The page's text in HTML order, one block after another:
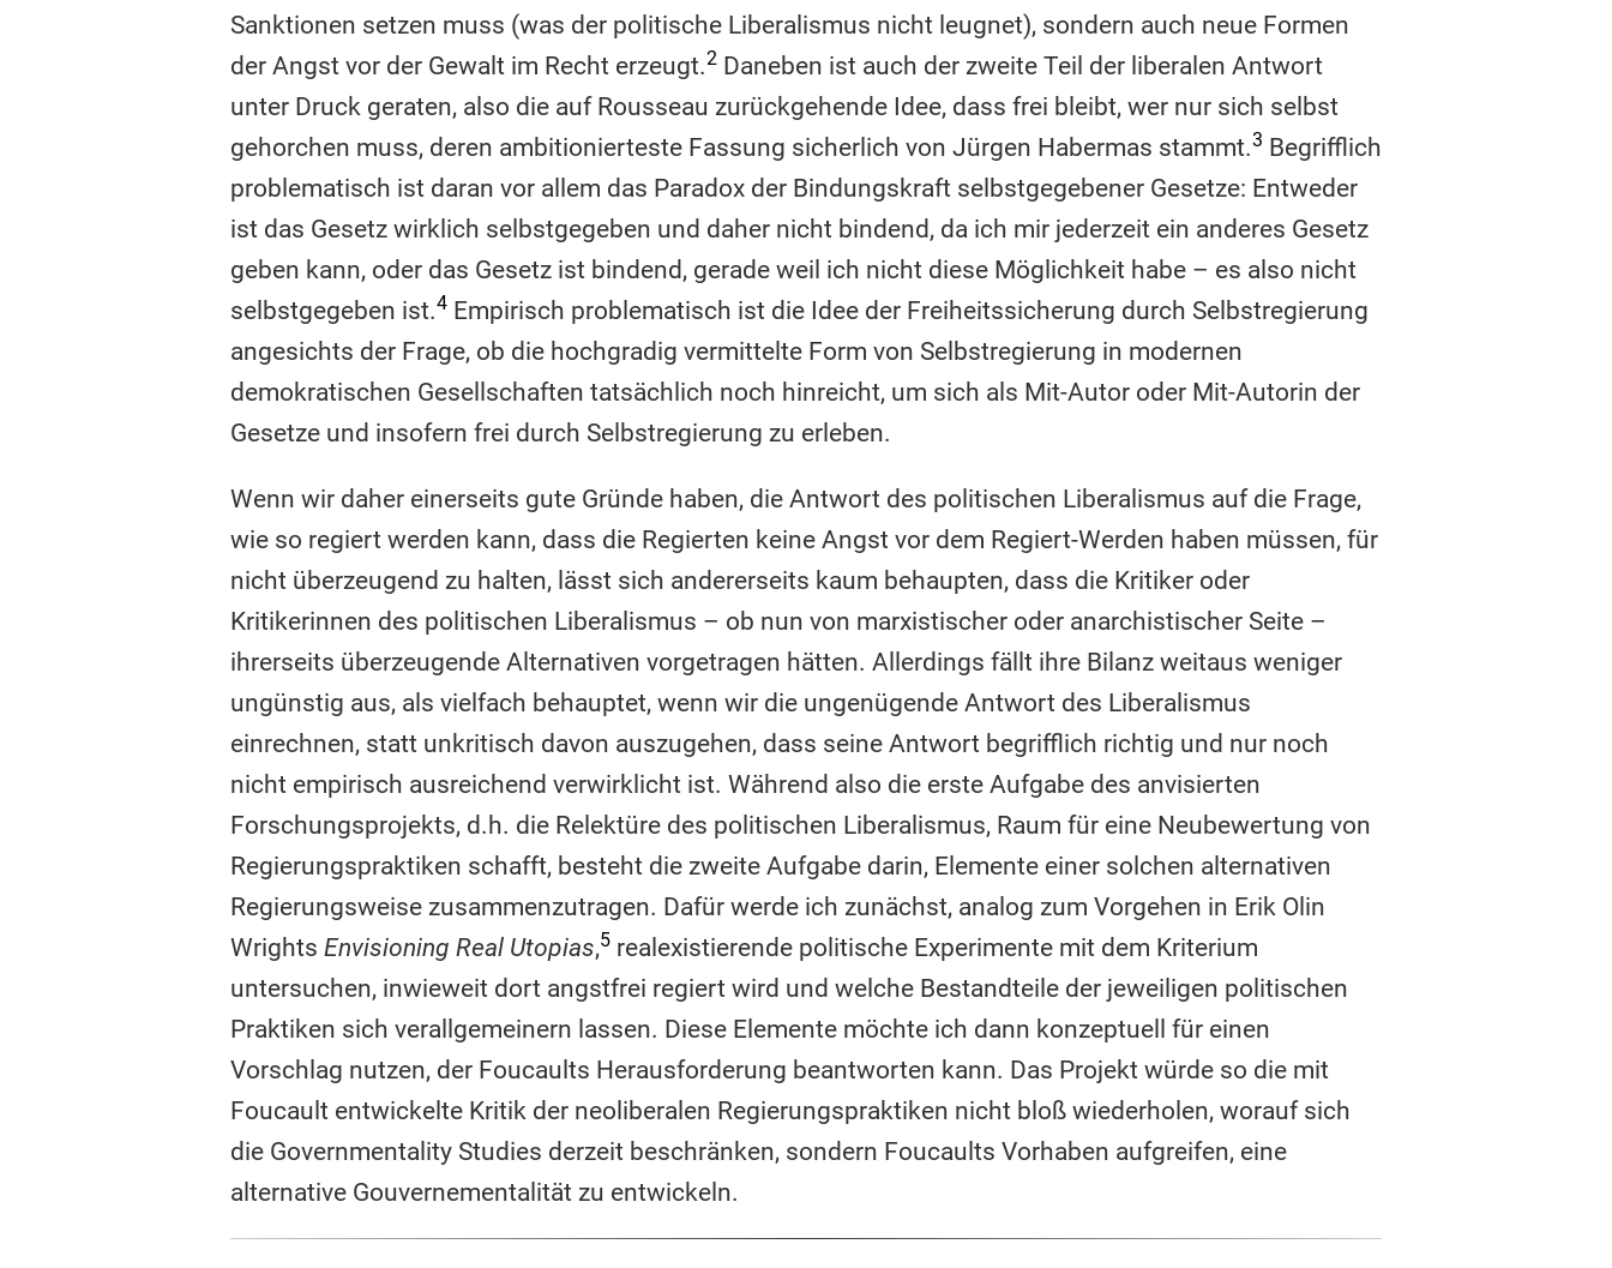
Sanktionen setzen muss (was der politische Liberalismus nicht leugnet), sondern auch neue Formen
der Angst vor der Gewalt im Recht erzeugt.2 Daneben ist auch der zweite Teil der liberalen Antwort
unter Druck geraten, also die auf Rousseau zurückgehende Idee, dass frei bleibt, wer nur sich selbst
gehorchen muss, deren ambitionierteste Fassung sicherlich von Jürgen Habermas stammt.3 Begrifflich
problematisch ist daran vor allem das Paradox der Bindungskraft selbstgegebener Gesetze: Entweder
ist das Gesetz wirklich selbstgegeben und daher nicht bindend, da ich mir jederzeit ein anderes Gesetz
geben kann, oder das Gesetz ist bindend, gerade weil ich nicht diese Möglichkeit habe – es also nicht
selbstgegeben ist.4 Empirisch problematisch ist die Idee der Freiheitssicherung durch Selbstregierung
angesichts der Frage, ob die hochgradig vermittelte Form von Selbstregierung in modernen
demokratischen Gesellschaften tatsächlich noch hinreicht, um sich als Mit-Autor oder Mit-Autorin der
Gesetze und insofern frei durch Selbstregierung zu erleben.
Wenn wir daher einerseits gute Gründe haben, die Antwort des politischen Liberalismus auf die Frage,
wie so regiert werden kann, dass die Regierten keine Angst vor dem Regiert-Werden haben müssen, für
nicht überzeugend zu halten, lässt sich andererseits kaum behaupten, dass die Kritiker oder
Kritikerinnen des politischen Liberalismus – ob nun von marxistischer oder anarchistischer Seite –
ihrerseits überzeugende Alternativen vorgetragen hätten. Allerdings fällt ihre Bilanz weitaus weniger
ungünstig aus, als vielfach behauptet, wenn wir die ungenügende Antwort des Liberalismus
einrechnen, statt unkritisch davon auszugehen, dass seine Antwort begrifflich richtig und nur noch
nicht empirisch ausreichend verwirklicht ist. Während also die erste Aufgabe des anvisierten
Forschungsprojekts, d.h. die Relektüre des politischen Liberalismus, Raum für eine Neubewertung von
Regierungspraktiken schafft, besteht die zweite Aufgabe darin, Elemente einer solchen alternativen
Regierungsweise zusammenzutragen. Dafür werde ich zunächst, analog zum Vorgehen in Erik Olin
Wrights Envisioning Real Utopias,5 realexistierende politische Experimente mit dem Kriterium
untersuchen, inwieweit dort angstfrei regiert wird und welche Bestandteile der jeweiligen politischen
Praktiken sich verallgemeinern lassen. Diese Elemente möchte ich dann konzeptuell für einen
Vorschlag nutzen, der Foucaults Herausforderung beantworten kann. Das Projekt würde so die mit
Foucault entwickelte Kritik der neoliberalen Regierungspraktiken nicht bloß wiederholen, worauf sich
die Governmentality Studies derzeit beschränken, sondern Foucaults Vorhaben aufgreifen, eine
alternative Gouvernementalität zu entwickeln.